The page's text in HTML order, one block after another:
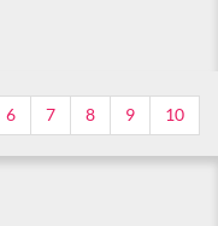
6 7 8 9 10